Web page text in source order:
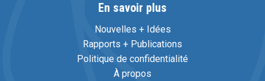
En savoir plus
Nouvelles + Idées
Rapports + Publications
Politique de confidentialité
À propos